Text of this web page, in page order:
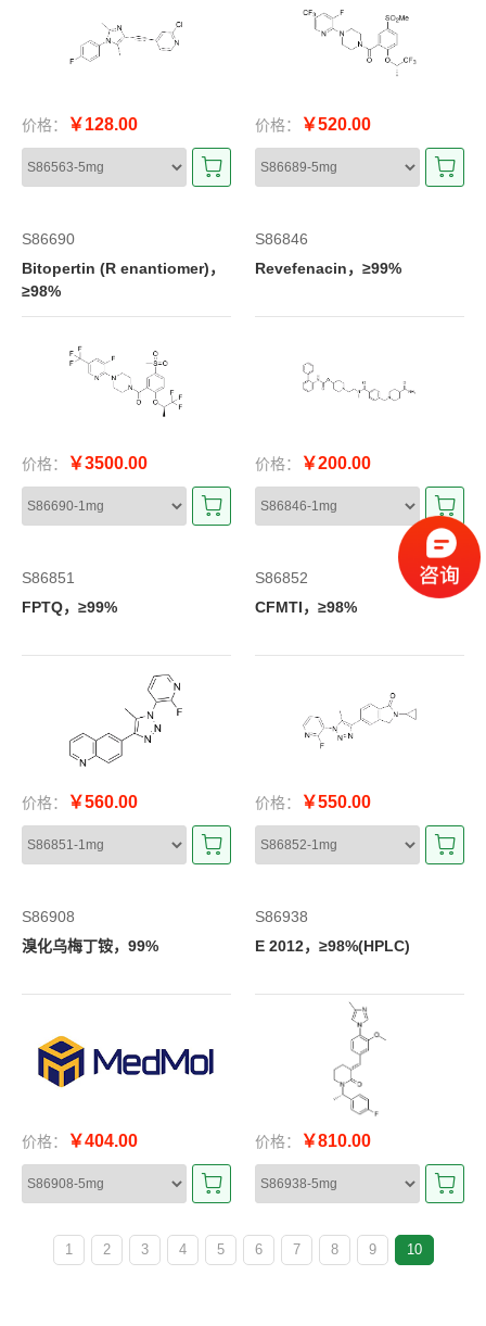
价格： ￥128.00 价格： ￥520.00
S86690
Bitopertin (R enantiomer)，
≥98%
价格： ￥3500.00
S86846
Revefenacin，≥99%
价格： ￥200.00
S86851
FPTQ，≥99%
价格： ￥560.00
S86852
CFMTI，≥98%
价格： ￥550.00
S86908
溴化乌梅丁铵，99%
价格： ￥404.00
S86938
E 2012，≥98%(HPLC)
价格： ￥810.00
1 2 3 4 5 6 7 8 9 10